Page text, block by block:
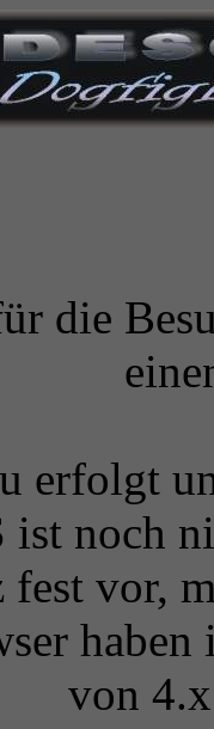
die
erfolgt
ist noch
fest vor,
von